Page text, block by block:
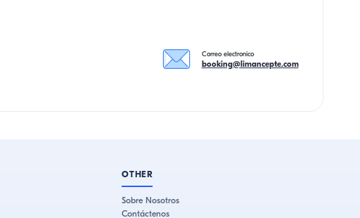
Correo electronico
booking@limancepte.com
OTHER
Sobre Nosotros
Contáctenos